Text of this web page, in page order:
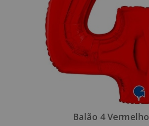
Balão 4 Vermelho